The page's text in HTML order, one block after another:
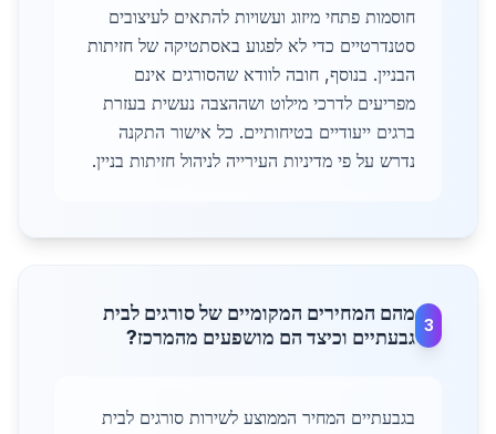
חוסמות פתחי מיזוג ועשויות להתאים לעיצובים
סטנדרטיים כדי לא לפגוע באסתטיקה של חזיתות
הבניין. בנוסף, חובה לוודא שהסורגים אינם
מפריעים לדרכי מילוט ושההצבה נעשית בעזרת
ברגים ייעודיים בטיחותיים. כל אישור התקנה
נדרש על פי מדיניות העירייה לניהול חזיתות בניין.
3
מהם המחירים המקומיים של סורגים לבית
גבעתיים וכיצד הם מושפעים מהמרכז?
בגבעתיים המחיר הממוצע לשירות סורגים לבית